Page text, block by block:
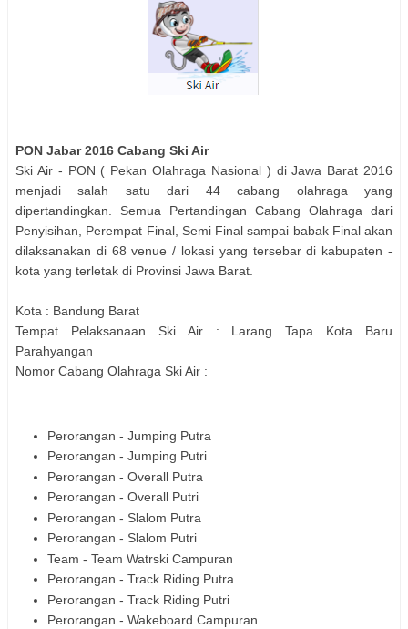
PON Jabar 2016 Cabang Ski Air
Ski Air- PON ( Pekan Olahraga Nasional ) di Jawa Barat 2016
menjadi salah satu dari 44 cabang olahraga yang
dipertandingkan. Semua Pertandingan Cabang Olahraga dari
Penyisihan, Perempat Final, Semi Final sampai babak Final akan
dilaksanakan di 68 venue / lokasi yang tersebar di kabupaten -
kota yang terletak di Provinsi Jawa Barat.
Kota : Bandung Barat
Tempat Pelaksanaan Ski Air: Larang Tapa Kota Baru
Parahyangan
Nomor Cabang Olahraga Ski Air :
Perorangan - Jumping Putra
Perorangan - Jumping Putri
Perorangan - Overall Putra
Perorangan - Overall Putri
Perorangan - Slalom Putra
Perorangan - Slalom Putri
Team - Team Watrski Campuran
Perorangan - Track Riding Putra
Perorangan - Track Riding Putri
Perorangan - Wakeboard Campuran